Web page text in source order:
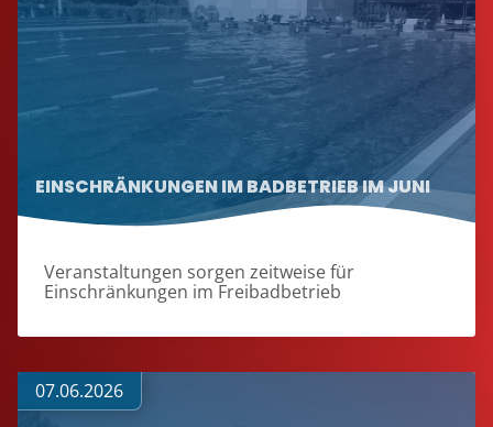
EINSCHRÄNKUNGEN IM BADBETRIEB IM JUNI
Veranstaltungen sorgen zeitweise für
Einschränkungen im Freibadbetrieb
07.06.2026